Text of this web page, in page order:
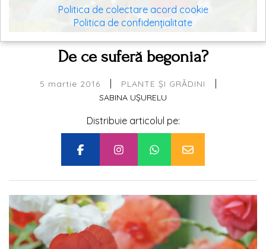
De ce suferă begonia?
5 martie 2016 PLANTE ȘI GRĂDINI
SABINA UȘURELU
Distribuie articolul pe:
Politica de colectare acord cookie
Politica de confidențialitate